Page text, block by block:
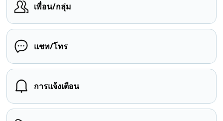
เพื่อน/กลุ่ม
แชท/โทร
การแจ้งเตือน